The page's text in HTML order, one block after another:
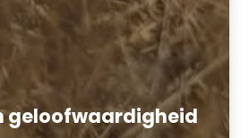
geloofwaardigheid